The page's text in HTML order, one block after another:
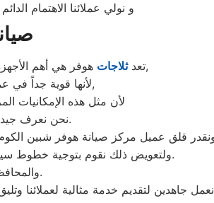
و نولي عملائنا الاهتمام
تعدثلاجات هوفر هي أهم
,
لأنها قوية جداً في عمليات التبريد و تتضمن بعض التقنيات المتميزة كتقنية الانفلتر,
لأن مثل هذه الإمكانيات
نحن نعرف جيدا مدي التوتر والارتباك عند حدوث عطل في ثلاجة هوفر.
ولتعويض ذلك نقوم بتوجية خطوط سير منظمة من المقر الرئيسي لمركز صيانة هوفر شبين الكوم لتلك المحافظات.
والمحافظات التي بها فروع لكنها ذات كثافة سكانية عالية.
نعمل جاهدين لتقديم خدمة مثالية لعملائنا